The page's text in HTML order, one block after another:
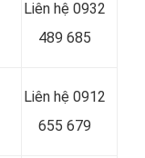
Liên hệ 0932
489 685
Liên hệ 0912
655 679